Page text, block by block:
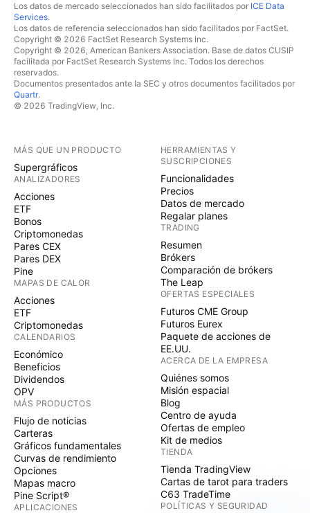
Los datos de mercado seleccionados han sido facilitados por ICE Data
Services.
Los datos de referencia seleccionados han sido facilitados por FactSet.
Copyright © 2026 FactSet Research Systems Inc.
Copyright © 2026, American Bankers Association. Base de datos CUSIP
facilitada por FactSet Research Systems Inc. Todos los derechos
reservados.
Documentos presentados ante la SEC y otros documentos facilitados por
Quartr.
© 2026 TradingView, Inc.
MÁS QUE UN PRODUCTO
Supergráficos
ANALIZADORES
Acciones
ETF
Bonos
Criptomonedas
Pares CEX
Pares DEX
Pine
MAPAS DE CALOR
Acciones
ETF
Criptomonedas
CALENDARIOS
Económico
Beneficios
Dividendos
OPV
MÁS PRODUCTOS
Flujo de noticias
Carteras
Gráficos fundamentales
Curvas de rendimiento
Opciones
Mapas macro
Pine Script®
APLICACIONES
HERRAMIENTAS Y
SUSCRIPCIONES
Funcionalidades
Precios
Datos de mercado
Regalar planes
TRADING
Resumen
Brókers
Comparación de brókers
The Leap
OFERTAS ESPECIALES
Futuros CME Group
Futuros Eurex
Paquete de acciones de
EE.UU.
ACERCA DE LA EMPRESA
Quiénes somos
Misión espacial
Blog
Centro de ayuda
Ofertas de empleo
Kit de medios
TIENDA
Tienda TradingView
Cartas de tarot para traders
C63 TradeTime
POLÍTICAS Y SEGURIDAD